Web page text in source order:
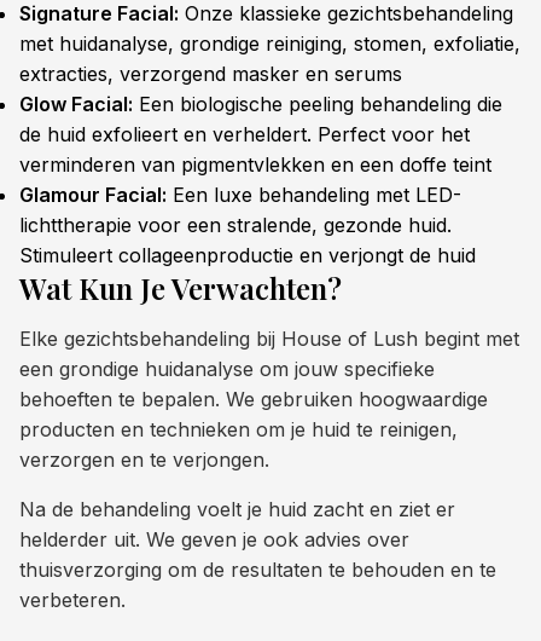
Signature Facial: Onze klassieke gezichtsbehandeling
met huidanalyse, grondige reiniging, stomen, exfoliatie,
extracties, verzorgend masker en serums
Glow Facial: Een biologische peeling behandeling die
de huid exfolieert en verheldert. Perfect voor het
verminderen van pigmentvlekken en een doffe teint
Glamour Facial: Een luxe behandeling met LED-
lichttherapie voor een stralende, gezonde huid.
Stimuleert collageenproductie en verjongt de huid
Wat Kun Je Verwachten?
Elke gezichtsbehandeling bij House of Lush begint met
een grondige huidanalyse om jouw specifieke
behoeften te bepalen. We gebruiken hoogwaardige
producten en technieken om je huid te reinigen,
verzorgen en te verjongen.
Na de behandeling voelt je huid zacht en ziet er
helderder uit. We geven je ook advies over
thuisverzorging om de resultaten te behouden en te
verbeteren.